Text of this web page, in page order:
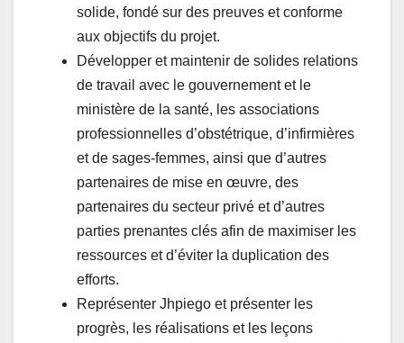
solide, fondé sur des preuves et conforme
aux objectifs du projet.
Développer et maintenir de solides relations
de travail avec le gouvernement et le
ministère de la santé, les associations
professionnelles d’obstétrique, d’infirmières
et de sages-femmes, ainsi que d’autres
partenaires de mise en œuvre, des
partenaires du secteur privé et d’autres
parties prenantes clés afin de maximiser les
ressources et d’éviter la duplication des
efforts.
Représenter Jhpiego et présenter les
progrès, les réalisations et les leçons